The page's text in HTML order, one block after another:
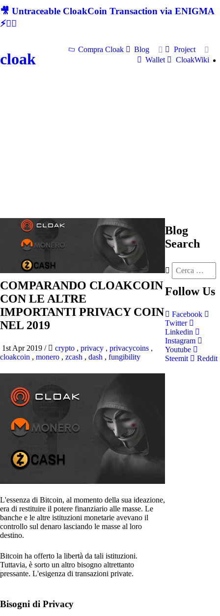
🎥 Untraceable CloakCoin Transaction via ENIGMA
⚡🕵‍♂
cloak
Compra Cloak Blog
Project
Wallet
CloakWiki
COMPARANDO CLOAKCOIN
CON LE ALTRE
IMPORTANTI PRIVACY COIN
NEL 2019
1st Apr 2019 / crypto , privacy , privacycoins ,
cloakcoin , monero , zcash , dash , fungibility
L'essenza di Bitcoin, al momento della sua ideazione,
era di restituire il potere finanziario alle masse. Le
banche e le altre istituzioni monetarie avevano il
controllo sul denaro lasciando le masse al loro
destino.
Bitcoin ha offerto la libertà da tali istituzioni.
Tuttavia, è sorto un altro bisogno altrettanto
pressante. L'esigenza di transazioni private.
Bisogni di Privacy
Blog
Search
Follow Us
Facebook
Twitter
Linkedin
Instagram
Youtube
Steemit
Reddit